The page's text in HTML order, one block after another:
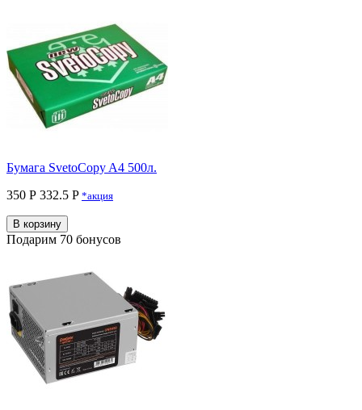
Бумага SvetoCopy A4 500л.
350 Р 332.5 P *акция
В корзину
Подарим 70 бонусов